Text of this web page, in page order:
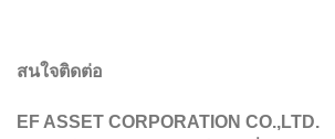
สนใจติดต่อ
EF ASSET CORPORATION CO.,LTD.